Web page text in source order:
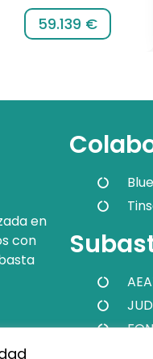
59.139 €
en
con